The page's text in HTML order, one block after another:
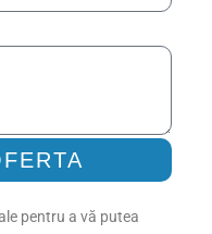
pentru a vă putea